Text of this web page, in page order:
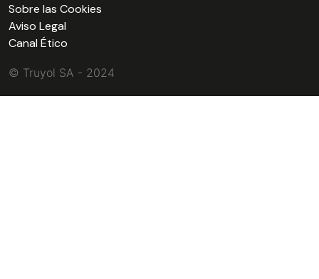
Sobre las Cookies
Aviso Legal
Canal Ético
© Truyol SA - 2024